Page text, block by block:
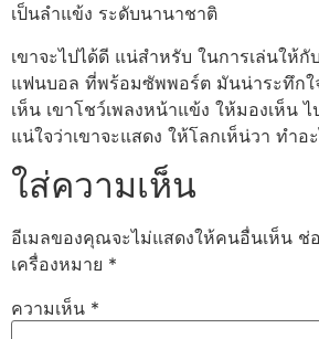
เป็นลำแข้ง ระดับนานาชาติ
เขาจะไปได้ดี แน่สำหรับ ในการเล่นให้
แฟนบอล ที่พร้อมซัพพอร์ต มันน่าระทึกใ
เห็น เขาโชว์เพลงหน้าแข้ง ให้มองเห็น
แน่ใจว่าเขาจะแสดง ให้โลกเห็น่วา ทำอะ
ใส่ความเห็น
อีเมลของคุณจะไม่แสดงให้คนอื่นเห็น ช่
เครื่องหมาย *
ความเห็น *